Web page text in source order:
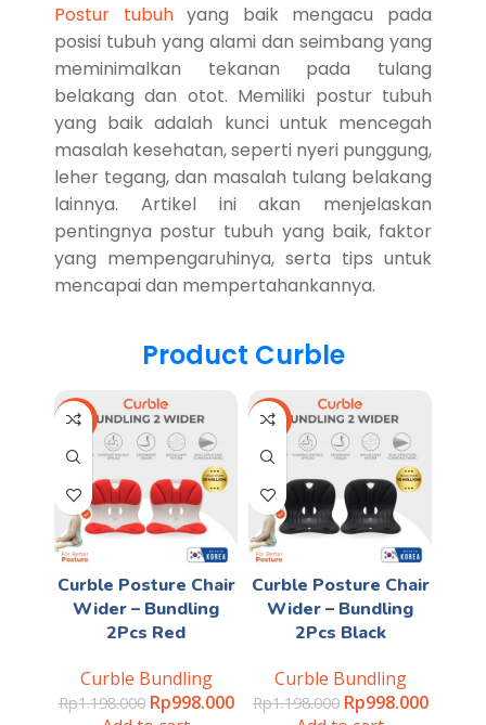
Postur tubuhyang baik mengacu pada
posisi tubuh yang alami dan seimbang yang
meminimalkan tekanan pada tulang
belakang dan otot. Memiliki postur tubuh
yang baik adalah kunci untuk mencegah
masalah kesehatan, seperti nyeri punggung,
leher tegang, dan masalah tulang belakang
lainnya. Artikel ini akan menjelaskan
pentingnya postur tubuh yang baik, faktor
yang mempengaruhinya, serta tips untuk
mencapai dan mempertahankannya.
Product Curble
-17%
Curble Posture Chair
Wider – Bundling
2Pcs Red
Curble Bundling
Rp1.198.000 Rp998.000
-17%
Curble Posture Chair
Wider – Bundling
2Pcs Black
Curble Bundling
Rp1.198.000 Rp998.000